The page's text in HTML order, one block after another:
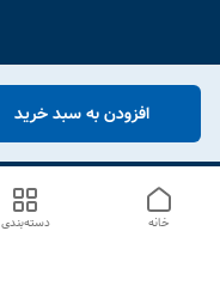
افزودن به سبد خرید
دسته‌بندی خانه